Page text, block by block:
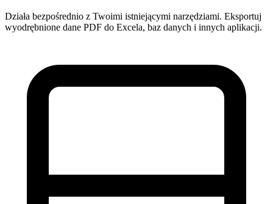
Działa bezpośrednio z Twoimi istniejącymi narzędziami. Eksportuj
wyodrębnione dane PDF do Excela, baz danych i innych aplikacji.